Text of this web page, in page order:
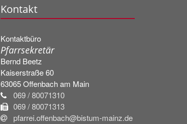
Kontakt
Kontaktbüro
Pfarrsekretär
Bernd Beetz
Kaiserstraße 60
63065Offenbach am Main
069 / 80071310
069 / 80071313
pfarrei.offenbach@bistum-mainz.de